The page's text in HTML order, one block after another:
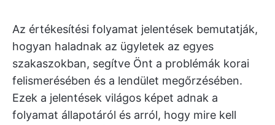
Az értékesítési folyamat jelentések bemutatják,
hogyan haladnak az ügyletek az egyes
szakaszokban, segítve Önt a problémák korai
felismerésében és a lendület megőrzésében.
Ezek a jelentések világos képet adnak a
folyamat állapotáról és arról, hogy mire kell